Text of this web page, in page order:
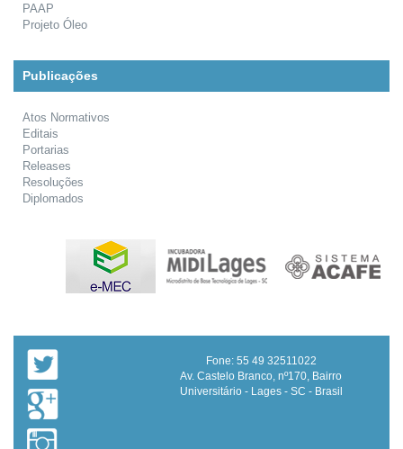
PAAP
Projeto Óleo
Publicações
Atos Normativos
Editais
Portarias
Releases
Resoluções
Diplomados
Fone: 55 49 32511022
Av. Castelo Branco, nº170, Bairro
Universitário - Lages - SC - Brasil